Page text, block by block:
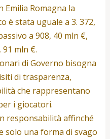
Romagna la
è stata uguale a 3. 372,
a 908, 40 mln €,
91 mln €.
di Governo bisogna
di trasparenza,
che rappresentano
i giocatori.
responsabilità affinché
solo una forma di svago